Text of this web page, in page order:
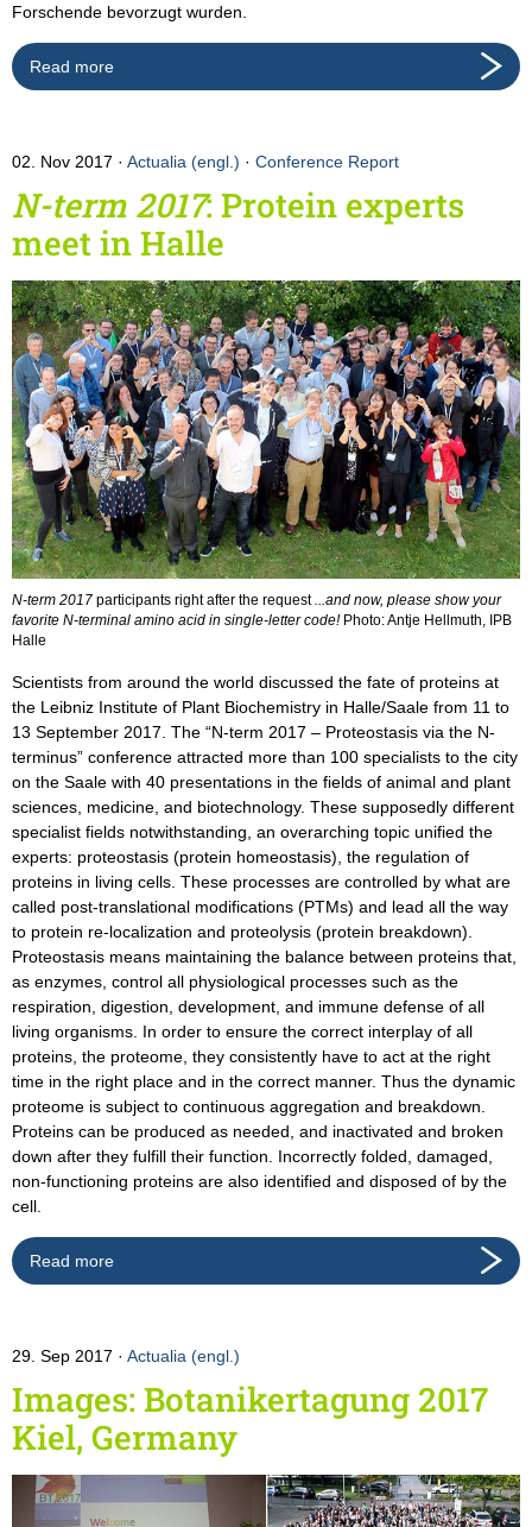
Forschende bevorzugt wurden.
Read more
02. Nov 2017 Actualia (engl.) · Conference Report
N-term 2017: Protein experts
meet in Halle
N-term 2017 participants right after the request...and now, please show your
favorite N-terminal amino acid in single-letter code!Photo: Antje Hellmuth, IPB
Halle
Scientists from around the world discussed the fate of proteins at
the Leibniz Institute of Plant Biochemistry in Halle/Saale from 11 to
13 September 2017. The “N-term 2017 – Proteostasis via the N-
terminus” conference attracted more than 100 specialists to the city
on the Saale with 40 presentations in the fields of animal and plant
sciences, medicine, and biotechnology. These supposedly different
specialist fields notwithstanding, an overarching topic unified the
experts: proteostasis (protein homeostasis), the regulation of
proteins in living cells. These processes are controlled by what are
called post-translational modifications (PTMs) and lead all the way
to protein re-localization and proteolysis (protein breakdown).
Proteostasis means maintaining the balance between proteins that,
as enzymes, control all physiological processes such as the
respiration, digestion, development, and immune defense of all
living organisms. In order to ensure the correct interplay of all
proteins, the proteome, they consistently have to act at the right
time in the right place and in the correct manner. Thus the dynamic
proteome is subject to continuous aggregation and breakdown.
Proteins can be produced as needed, and inactivated and broken
down after they fulfill their function. Incorrectly folded, damaged,
non-functioning proteins are also identified and disposed of by the
cell.
Read more
29. Sep 2017 Actualia (engl.)
Images: Botanikertagung 2017
Kiel, Germany